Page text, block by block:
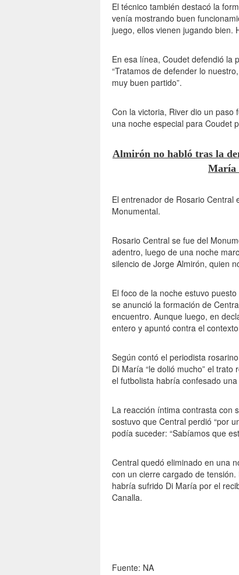
El técnico también destacó la
venía mostrando buen
juego, ellos vienen jugando bien.
En esa línea, Coudet defendió la
“Tratamos de defender lo
muy buen partido”.
Con la victoria, River dio un
una noche especial para Coudet
Almirón no habló tras la
María
El entrenador de Rosario Central
Monumental.
Rosario Central se fue del
adentro, luego de una noche
silencio de Jorge Almirón, quien
El foco de la noche estuvo
se anunció la formación de
encuentro. Aunque luego, en
entero y apuntó contra el
Según contó el periodista
Di María “le dolió mucho” el
el futbolista habría confesado
La reacción íntima contrasta con
sostuvo que Central perdió “por
podía suceder: “Sabíamos que
Central quedó eliminado en una
con un cierre cargado de
habría sufrido Di María por el
Canalla.
Fuente: NA